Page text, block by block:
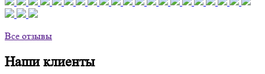
Все отзывы
Наши клиенты